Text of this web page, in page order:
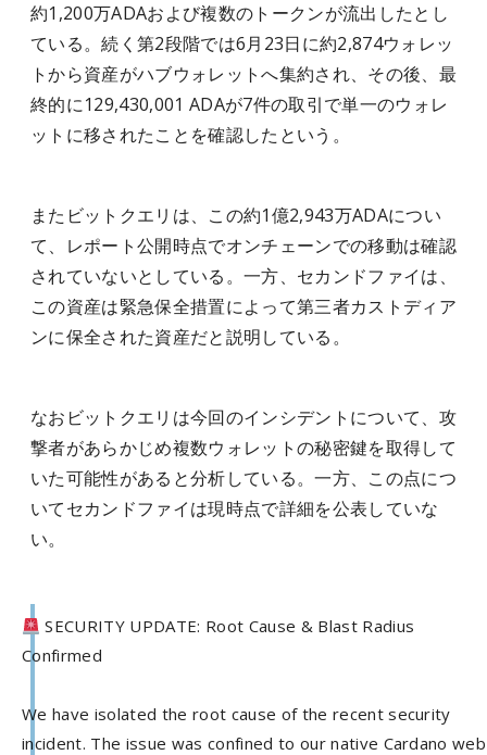
約1,200万ADAおよび複数のトークンが流出したとし
ている。続く第2段階では6月23日に約2,874ウォレッ
トから資産がハブウォレットへ集約され、その後、最
終的に129,430,001 ADAが7件の取引で単一のウォレ
ットに移されたことを確認したという。
またビットクエリは、この約1億2,943万ADAについ
て、レポート公開時点でオンチェーンでの移動は確認
されていないとしている。一方、セカンドファイは、
この資産は緊急保全措置によって第三者カストディア
ンに保全された資産だと説明している。
なおビットクエリは今回のインシデントについて、攻
撃者があらかじめ複数ウォレットの秘密鍵を取得して
いた可能性があると分析している。一方、この点につ
いてセカンドファイは現時点で詳細を公表していな
い。
SECURITY UPDATE: Root Cause & Blast Radius
Confirmed
We have isolated the root cause of the recent security
incident. The issue was confined to our native Cardano web